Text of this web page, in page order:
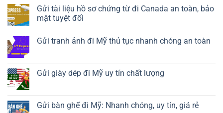
Gửi tài liệu hồ sơ chứng từ đi Canada an toàn, bảo
mật tuyệt đối
Gửi tranh ảnh đi Mỹ thủ tục nhanh chóng an toàn
Gửi giày dép đi Mỹ uy tín chất lượng
Gửi bàn ghế đi Mỹ: Nhanh chóng, uy tín, giá rẻ